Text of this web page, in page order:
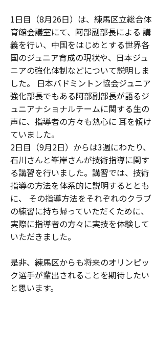
1日目（8月26日）は、練馬区立総合体
育館会議室にて、阿部副部長による 講
義を行い、中国をはじめとする世界各
国のジュニア育成の現状や、日本ジュ
ニアの強化体制などについて説明しま
した。 日本バドミントン協会ジュニア
強化部長でもある阿部副部長が語るジ
ュニアナショナルチームに関する生の
声に、指導者の方々も熱心に 耳を傾け
ていました。
2日目（9月2日）からは3週にわたり、
石川さんと峯岸さんが技術指導に関す
る講習を行いました。講習では、技術
指導の方法を体系的に説明するととも
に、 その指導方法をそれぞれのクラブ
の練習に持ち帰っていただくために、
実際に指導者の方々に実技を体験して
いただきました。
是非、練馬区からも将来のオリンピッ
ク選手が輩出されることを期待したい
と思います。